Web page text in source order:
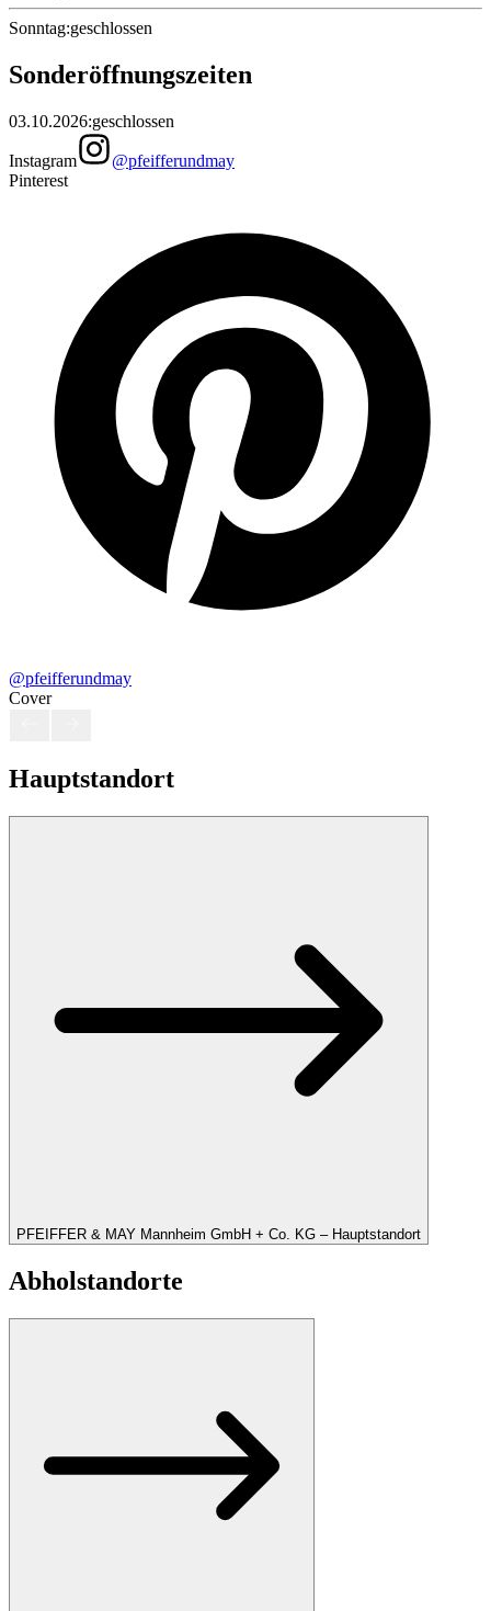
Sonntag:geschlossen
Sonderöffnungszeiten
03.10.2026:geschlossen
Instagram
@pfeifferundmay
Pinterest
@pfeifferundmay
Cover
Hauptstandort
PFEIFFER & MAY Mannheim GmbH + Co. KG – Hauptstandort
Abholstandorte